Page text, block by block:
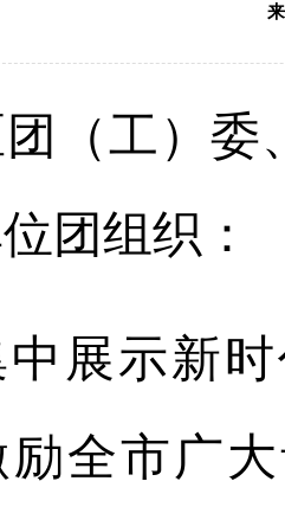
（工）委
团组织：
中展示新
励全市广